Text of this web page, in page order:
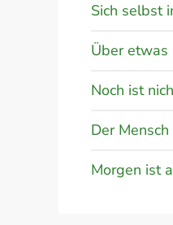
Sich selbst
Über etwas
Noch ist
Der
Morgen ist